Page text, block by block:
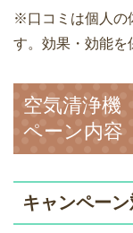
※口コミは個人の
す。効果・効能を
空気清浄機
ペーン内容
キャンペー